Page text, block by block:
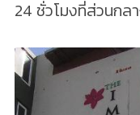
24 ชั่วโมงที่ส่วนกล